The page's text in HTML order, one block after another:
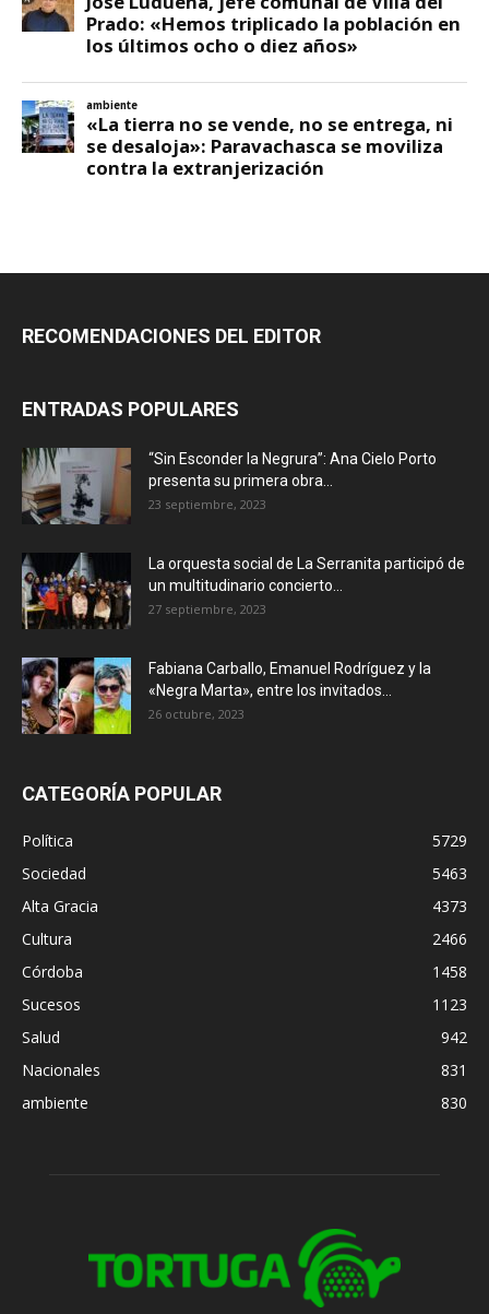
RECOMENDACIONES DEL EDITOR
ENTRADAS POPULARES
“Sin Esconder la Negrura”: Ana Cielo Porto
presenta su primera obra...
23 septiembre, 2023
La orquesta social de La Serranita participó de
un multitudinario concierto...
27 septiembre, 2023
Fabiana Carballo, Emanuel Rodríguez y la
«Negra Marta», entre los invitados...
26 octubre, 2023
CATEGORÍA POPULAR
Política
5729
Sociedad
5463
Alta Gracia
4373
Cultura
2466
Córdoba
1458
Sucesos
1123
Salud
942
Nacionales
831
ambiente
830